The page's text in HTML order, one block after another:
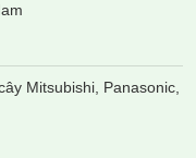
Mitsubishi, Panasonic,